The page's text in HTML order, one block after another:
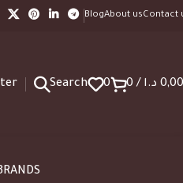
BlogAbout usContact
Search 0 0/ د.ا